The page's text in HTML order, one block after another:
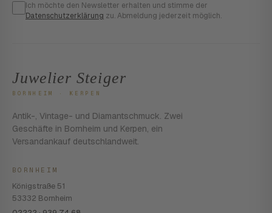
Ich möchte den Newsletter erhalten und stimme der
Datenschutzerklärung zu. Abmeldung jederzeit möglich.
Juwelier Steiger
BORNHEIM · KERPEN
Antik-, Vintage- und Diamantschmuck. Zwei
Geschäfte in Bornheim und Kerpen, ein
Versandankauf deutschlandweit.
BORNHEIM
Königstraße 51
53332 Bornheim